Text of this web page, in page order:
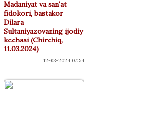
Madaniyat va san'at
fidokori, bastakor
Dilara
Sultaniyazovaning ijodiy
kechasi (Chirchiq,
11.03.2024)
12-03-2024 07:54